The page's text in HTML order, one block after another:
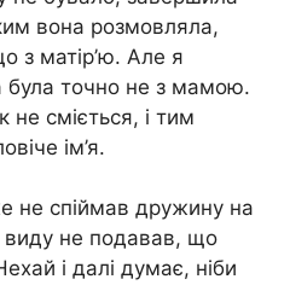
вона розмовляла,
з матір’ю. Але я
була точно не з мамою.
не сміється, і тим
ім’я.
не спіймав дружину на
виду не подавав, що
і далі думає, ніби